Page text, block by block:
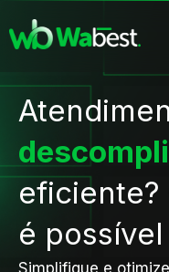
eficiente?
é possível
Simplifique e